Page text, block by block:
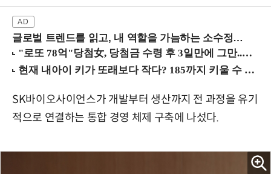
글로벌 트렌드를 읽고, 내 역할을 가늠하는 소수정예 실습 워크숍 (8/28 신논현역)
SK바이오사이언스가 개발부터 생산까지 전 과정을 유기
적으로 연결하는 통합 경영 체제 구축에 나섰다.